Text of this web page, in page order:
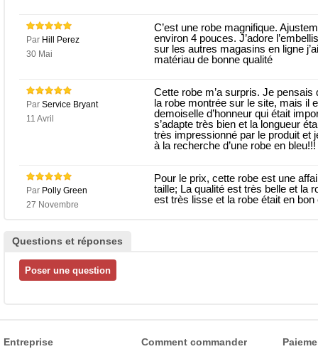
Par Hill Perez
30 Mai
C’est une robe magnifique.
environ 4 pouces. J’adore
sur les autres magasins en ligne
matériau de bonne qualité
Par Service Bryant
11 Avril
Cette robe m’a surpris. Je pensais
la robe montrée sur le site, mais il
demoiselle d’honneur qui était
s’adapte très bien et la longueur
très impressionné par le produit et
à la recherche d’une robe en bleu!!!
Par Polly Green
27 Novembre
Pour le prix, cette robe est une
taille; La qualité est très belle et la
est très lisse et la robe était en
Questions et réponses
Entreprise Comment commander